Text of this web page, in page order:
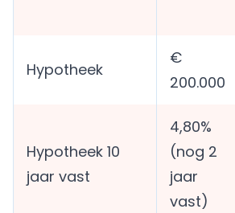
Hypotheek
€
200.000
Hypotheek 10
jaar vast
4,80%
(nog 2
jaar
vast)